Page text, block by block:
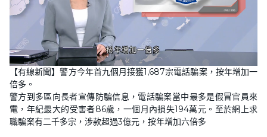
U
n
m
e
L
o
a
d
:
1
0
【有線新聞】警方今年首九個月接獲1,687宗電話騙案，按年增加一
倍多。
警方到多區向長者宣傳防騙信息，電話騙案當中最多是假冒官員來
電，年紀最大的受害者86歲，一個月內損失194萬元。至於網上求
職騙案有二千多宗，涉款超過3億元，按年增加六倍多